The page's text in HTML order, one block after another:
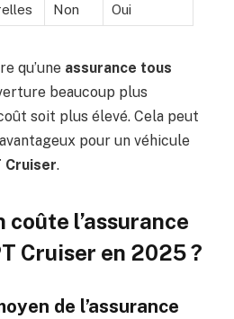
Non Oui
qu’une assurance tous
beaucoup plus
soit plus élevé. Cela peut
pour un véhicule
Cruiser.
coûte l’assurance
Cruiser en 2025 ?
de l’assurance